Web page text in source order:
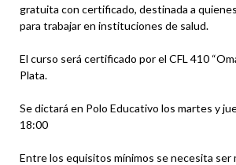
gratuita con certificado, destinada a
para trabajar en instituciones de salud.
El curso será certificado por el CFL 410
Plata.
Se dictará en Polo Educativo los martes y
18:00
Entre los equisitos mínimos se necesita ser